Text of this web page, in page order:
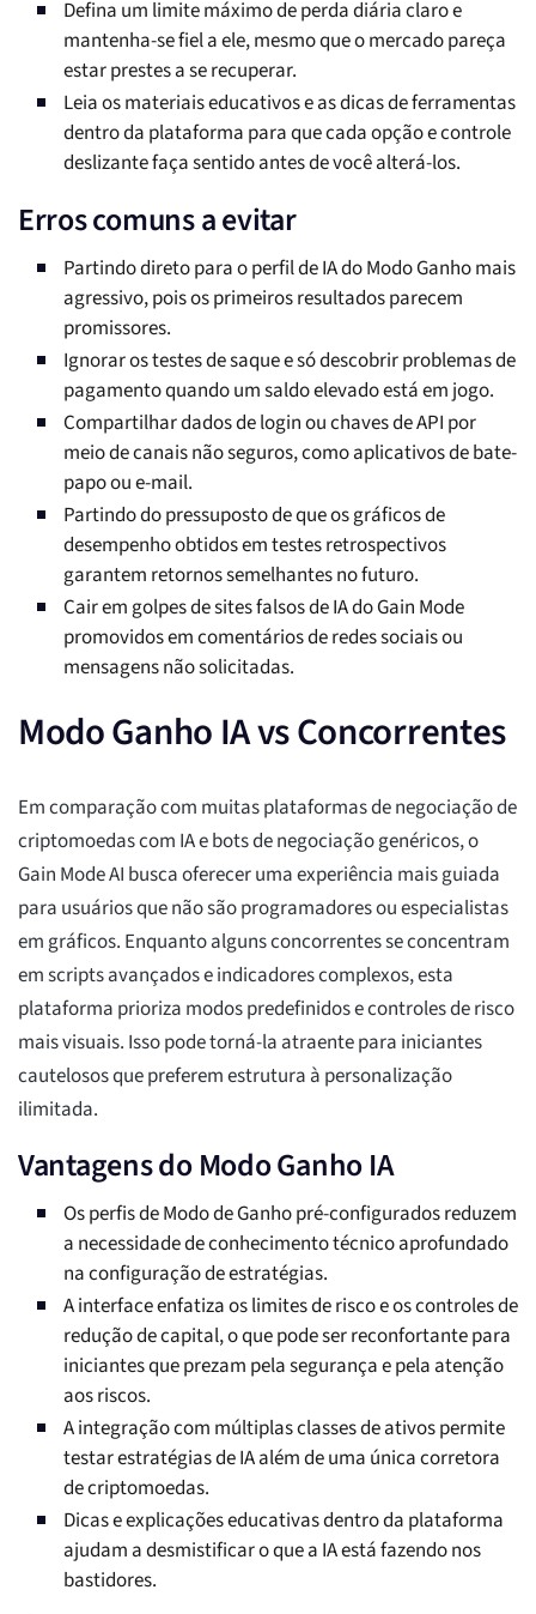
Defina um limite máximo de perda diária claro e
mantenha-se fiel a ele, mesmo que o mercado pareça
estar prestes a se recuperar.
Leia os materiais educativos e as dicas de ferramentas
dentro da plataforma para que cada opção e controle
deslizante faça sentido antes de você alterá-los.
Erros comuns a evitar
Partindo direto para o perfil de IA do Modo Ganho mais
agressivo, pois os primeiros resultados parecem
promissores.
Ignorar os testes de saque e só descobrir problemas de
pagamento quando um saldo elevado está em jogo.
Compartilhar dados de login ou chaves de API por
meio de canais não seguros, como aplicativos de bate-
papo ou e-mail.
Partindo do pressuposto de que os gráficos de
desempenho obtidos em testes retrospectivos
garantem retornos semelhantes no futuro.
Cair em golpes de sites falsos de IA do Gain Mode
promovidos em comentários de redes sociais ou
mensagens não solicitadas.
Modo Ganho IA vs Concorrentes
Em comparação com muitas plataformas de negociação de
criptomoedas com IA e bots de negociação genéricos, o
Gain Mode AI busca oferecer uma experiência mais guiada
para usuários que não são programadores ou especialistas
em gráficos. Enquanto alguns concorrentes se concentram
em scripts avançados e indicadores complexos, esta
plataforma prioriza modos predefinidos e controles de risco
mais visuais. Isso pode torná-la atraente para iniciantes
cautelosos que preferem estrutura à personalização
ilimitada.
Vantagens do Modo Ganho IA
Os perfis de Modo de Ganho pré-configurados reduzem
a necessidade de conhecimento técnico aprofundado
na configuração de estratégias.
A interface enfatiza os limites de risco e os controles de
redução de capital, o que pode ser reconfortante para
iniciantes que prezam pela segurança e pela atenção
aos riscos.
A integração com múltiplas classes de ativos permite
testar estratégias de IA além de uma única corretora
de criptomoedas.
Dicas e explicações educativas dentro da plataforma
ajudam a desmistificar o que a IA está fazendo nos
bastidores.